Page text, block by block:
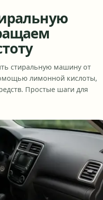
стиральную машину от
лимонной кислоты,
Простые шаги для